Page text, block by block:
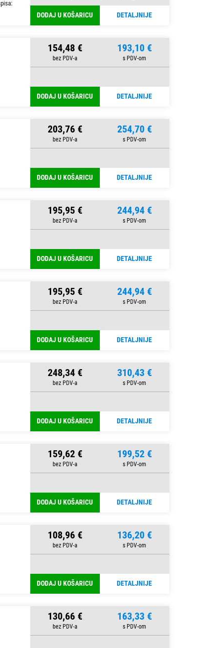
DODAJ U KOŠARICU DETALJNIJE
154,48 € 193,10 €
DODAJ U KOŠARICU DETALJNIJE
203,76 € 254,70 €
DODAJ U KOŠARICU DETALJNIJE
195,95 € 244,94 €
DODAJ U KOŠARICU DETALJNIJE
195,95 € 244,94 €
DODAJ U KOŠARICU DETALJNIJE
248,34 € 310,43 €
DODAJ U KOŠARICU DETALJNIJE
159,62 € 199,52 €
DODAJ U KOŠARICU DETALJNIJE
108,96 € 136,20 €
DODAJ U KOŠARICU DETALJNIJE
130,66 € 163,33 €